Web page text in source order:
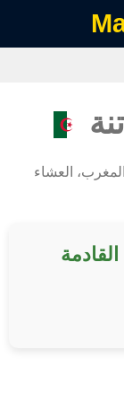
العشاء